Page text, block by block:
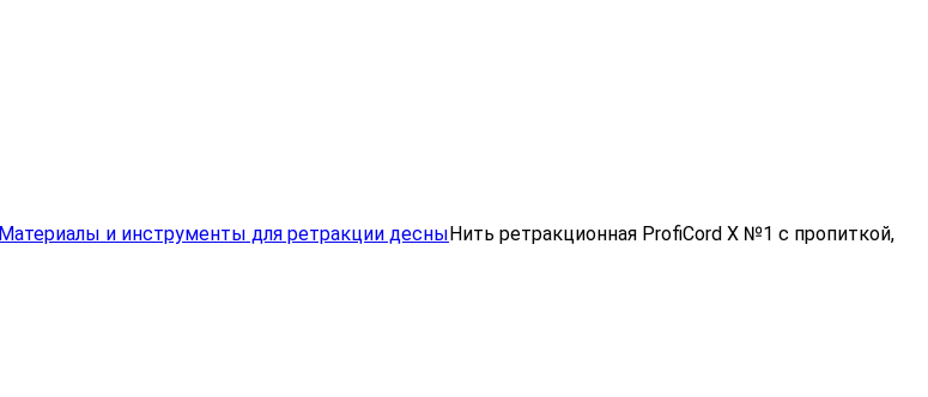
Материалы и инструменты для ретракции десны Нить ретракционная ProfiCord X №1 с пропиткой,